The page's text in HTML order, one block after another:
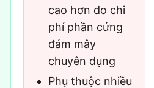
cao hơn do chi
phí phần cứng
đám mây
chuyên dụng
Phụ thuộc nhiều